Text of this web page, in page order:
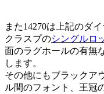
また14270は上記のダ
クラスプのシングルロ
面のラグホールの有無
します。
その他にもブラックア
ル間のフォント、王冠